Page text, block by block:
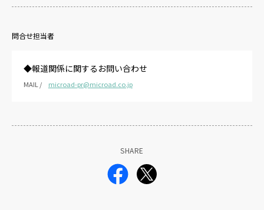
問合せ担当者
◆報道関係に関するお問い合わせ
MAIL / microad-pr@microad.co.jp
SHARE